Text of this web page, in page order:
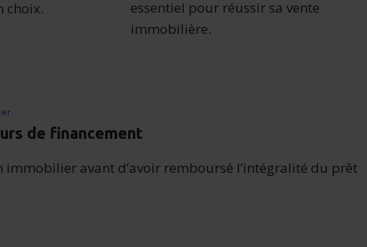
choix.
essentiel pour réussir sa vente
immobilière.
de financement
immobilier avant d’avoir remboursé l’intégralité du prêt